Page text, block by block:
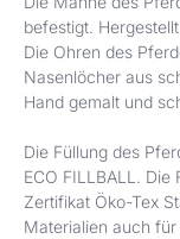
befestigt.
Die Ohren des
Nasenlöcher aus
Hand gemalt und
Die Füllung des
ECO FILLBALL.
Zertifikat Öko-Tex
Materialien auch